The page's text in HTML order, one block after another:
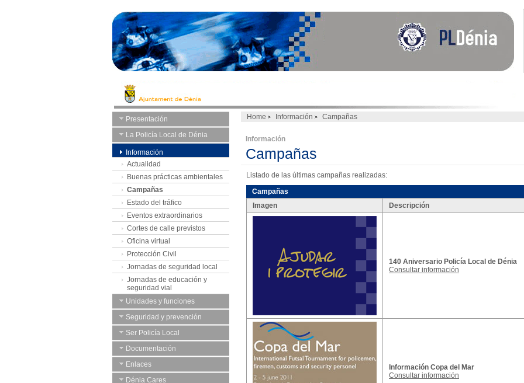
Presentación
La Policía Local de Dénia
Información
Actualidad
Buenas prácticas ambientales
Campañas
Estado del tráfico
Eventos extraordinarios
Cortes de calle previstos
Oficina virtual
Protección Civil
Jornadas de seguridad local
Jornadas de educación y
seguridad vial
Unidades y funciones
Seguridad y prevención
Ser Policía Local
Documentación
Enlaces
Dénia Cares
Home Información Campañas
Información
Campañas
Listado de las últimas campañas realizadas:
Campañas
Imagen
Descripción
140 Aniversario Policía Local de Dénia
Consultar información
Información Copa del Mar
Consultar información